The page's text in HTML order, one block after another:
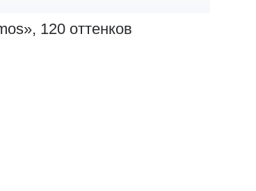
120 оттенков